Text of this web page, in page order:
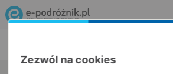
Zezwól na cookies